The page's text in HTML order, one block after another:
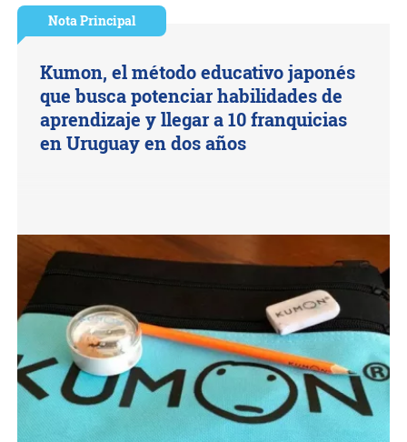
Nota Principal
Kumon, el método educativo japonés
que busca potenciar habilidades de
aprendizaje y llegar a 10 franquicias
en Uruguay en dos años